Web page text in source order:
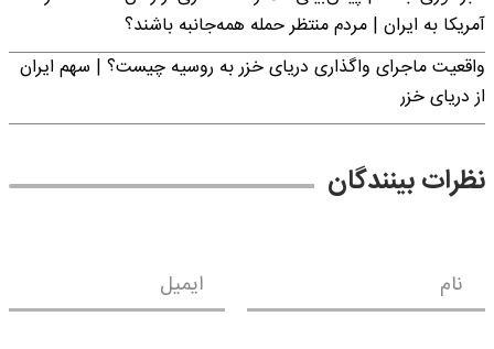
آمریکا به ایران | مردم منتظر حمله همه‌جانبه باشند؟
واقعیت ماجرای واگذاری دریای خزر به روسیه چیست؟ | سهم ایران
از دریای خزر
نظرات بینندگان
نام ایمیل